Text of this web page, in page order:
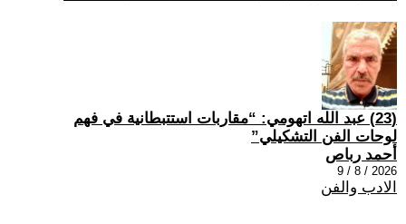
(23) عبد الله اتهومي: “مقاربات استتبطانية في فهم
لوحات الفن التشكيلي”
أحمد رباص
2026 / 8 / 9
الادب والفن